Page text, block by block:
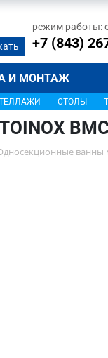
режим работы:
+7 (843)
И МОНТАЖ
СТОЛЫ
ванны